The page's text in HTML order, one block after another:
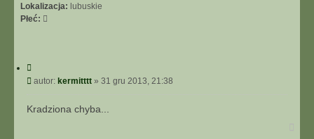
Lokalizacja: lubuskie
Płeć:
y
j
P
s
autor: kermitttt » 31 gru 2013, 21:38
Kradziona chyba...